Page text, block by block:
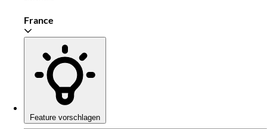
France
Feature vorschlagen